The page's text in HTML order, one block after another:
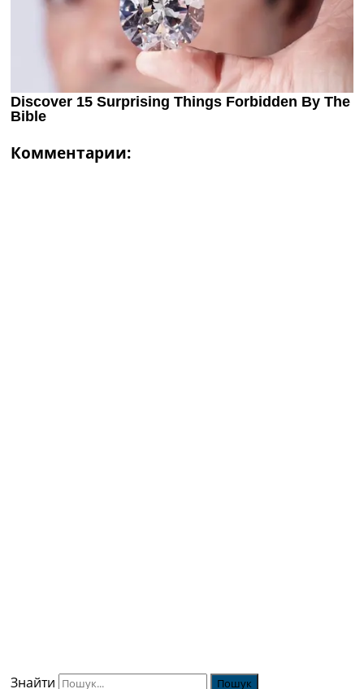
Комментарии:
Знайти